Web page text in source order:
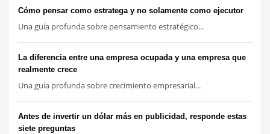
Cómo pensar como estratega y no solamente como ejecutor
Una guía profunda sobre pensamiento estratégico...
La diferencia entre una empresa ocupada y una empresa que
realmente crece
Una guía profunda sobre crecimiento empresarial...
Antes de invertir un dólar más en publicidad, responde estas
siete preguntas